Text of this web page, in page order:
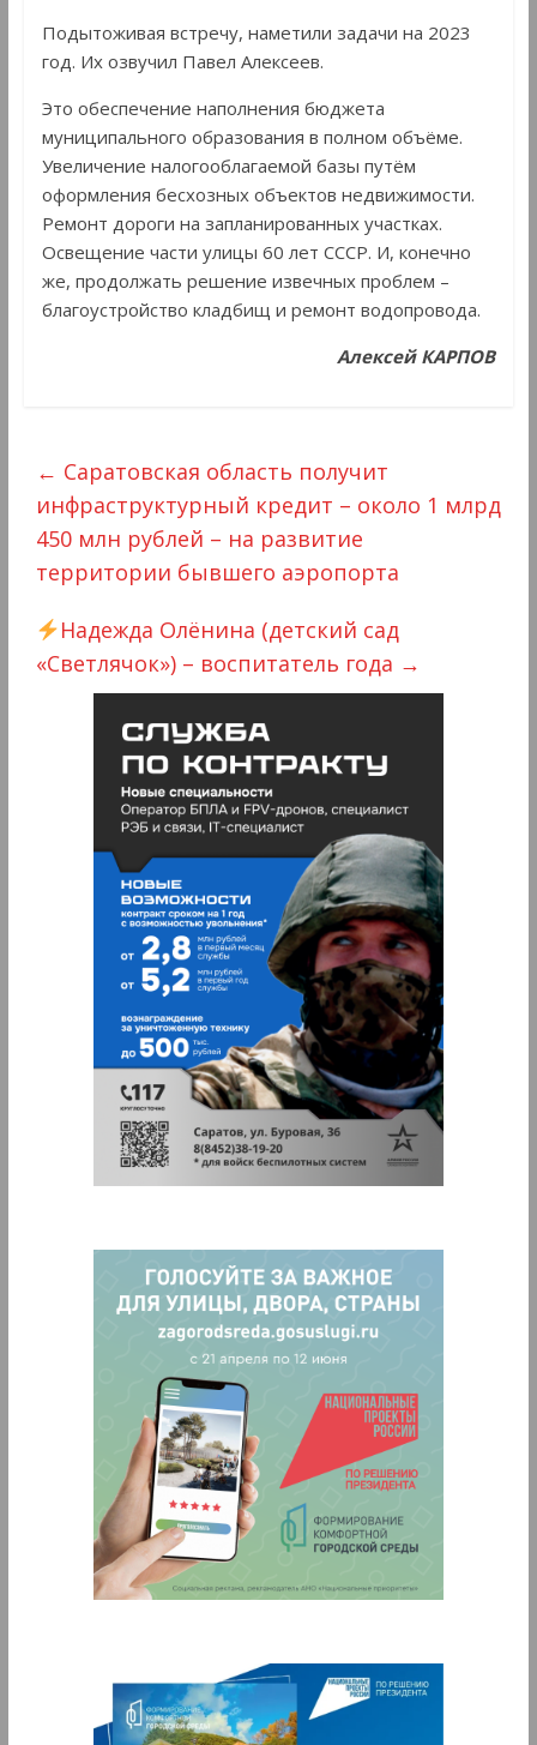
Подытоживая встречу, наметили задачи на 2023
год. Их озвучил Павел Алексеев.
Это обеспечение наполнения бюджета
муниципального образования в полном объёме.
Увеличение налогооблагаемой базы путём
оформления бесхозных объектов недвижимости.
Ремонт дороги на запланированных участках.
Освещение части улицы 60 лет СССР. И, конечно
же, продолжать решение извечных проблем –
благоустройство кладбищ и ремонт водопровода.
Алексей КАРПОВ
← Саратовская область получит
инфраструктурный кредит – около 1 млрд
450 млн рублей – на развитие
территории бывшего аэропорта
Надежда Олëнина (детский сад
«Светлячок») – воспитатель года →